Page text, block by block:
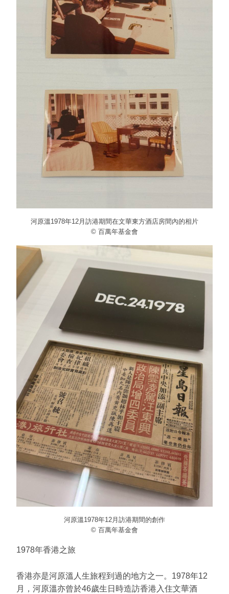
河原溫1978年12月訪港期間在文華東方酒店房間內的相片
© 百萬年基金會
河原溫1978年12月訪港期間的創作
© 百萬年基金會
1978年香港之旅
香港亦是河原溫人生旅程到過的地方之一。1978年12
月，河原溫亦曾於46歲生日時造訪香港入住文華酒